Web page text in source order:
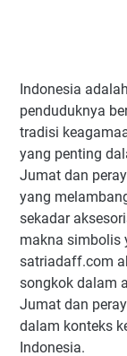
Indonesia
penduduknya
tradisi
yang penting
Jumat dan
yang
sekadar
makna simbolis
satriadaff.com
songkok dalam
Jumat dan
dalam konteks
Indonesia.